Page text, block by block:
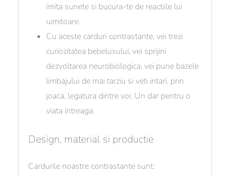
imita sunete si bucura-te de reactiile lui
uimitoare.
Cu aceste carduri contrastante, vei trezi
curiozitatea bebelusului, vei sprijini
dezvoltarea neurobiologica, vei pune bazele
limbajului de mai tarziu si veti intari, prin
joaca, legatura dintre voi. Un dar pentru o
viata intreaga.
Design, material si productie
Cardurile noastre contrastante sunt: